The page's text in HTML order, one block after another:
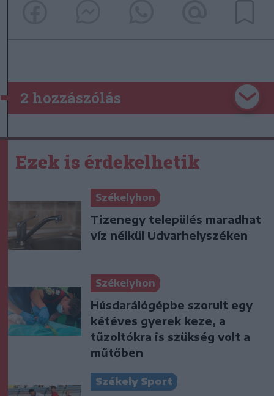
2 hozzászólás
Ezek is érdekelhetik
Székelyhon
Tizenegy település maradhat
víz nélkül Udvarhelyszéken
Székelyhon
Húsdarálógépbe szorult egy
kétéves gyerek keze, a
tűzoltókra is szükség volt a
műtőben
Székely Sport